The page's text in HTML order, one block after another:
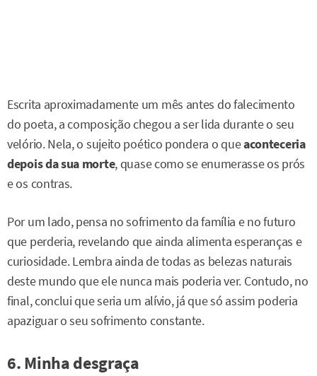
Escrita aproximadamente um mês antes do falecimento
do poeta, a composição chegou a ser lida durante o seu
velório. Nela, o sujeito poético pondera o queaconteceria
depois da sua morte, quase como se enumerasse os prós
e os contras.
Por um lado, pensa no sofrimento da família e no futuro
que perderia, revelando que ainda alimenta esperanças e
curiosidade. Lembra ainda de todas as belezas naturais
deste mundo que ele nunca mais poderia ver. Contudo, no
final, conclui que seria um alívio, já que só assim poderia
apaziguar o seu sofrimento constante.
6. Minha desgraça